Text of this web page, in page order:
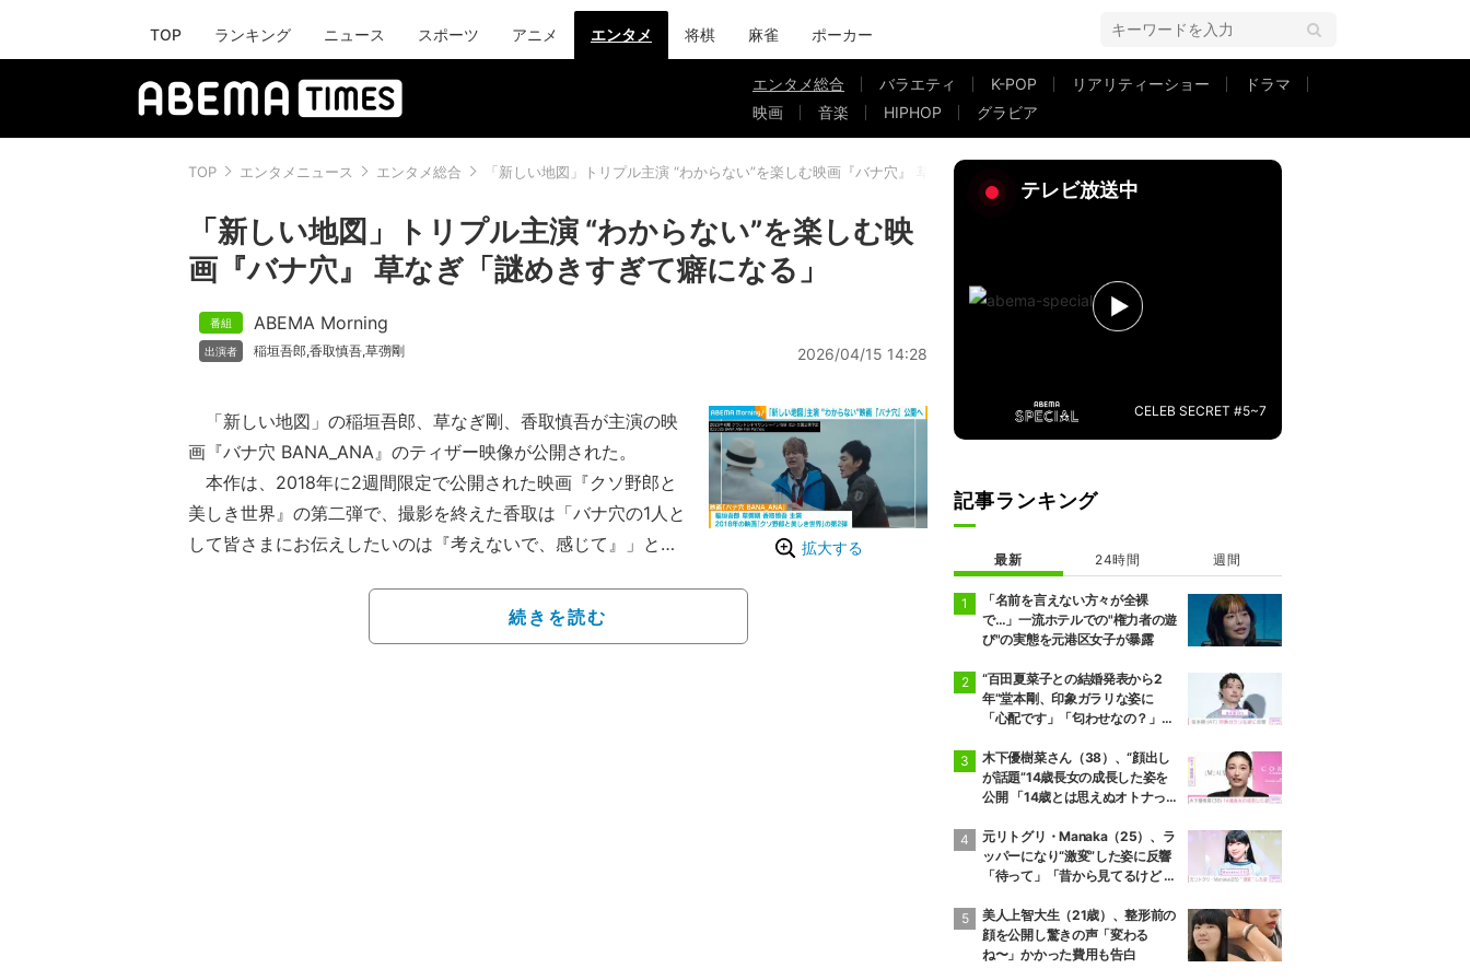
TOP ランキング ニュース スポーツ アニメ エンタメ 将棋 麻雀 ポーカー
エンタメ総合 バラエティ K-POP リアリティーショー
ドラマ
映画
音楽 HIPHOP グラビア
TOP エンタメニュース エンタメ総合 「新しい地図」トリプル主演 “わからない”を楽しむ映画『バナ穴』 草なぎ「謎めきすぎて癖になる」
「新しい地図」トリプル主演 “わからない”を楽しむ映
画『バナ穴』 草なぎ「謎めきすぎて癖になる」
ABEMA Morning
稲垣吾郎,香取慎吾,草彅剛 2026/04/15 14:28
拡大する
「新しい地図」の稲垣吾郎、草なぎ剛、香取慎吾が主演の映
画『バナ穴 BANA_ANA』のティザー映像が公開された。
本作は、2018年に2週間限定で公開された映画『クソ野郎と
美しき世界』の第二弾で、撮影を終えた香取は「バナ穴の1人と
して皆さまにお伝えしたいのは『考えないで、感じて』」とコ
公開された映像は、印象的な表情を浮かべる出演者たちが
次々と登場する間に、気になるキーワードが散りばめられる
続きを読む
テレビ放送中
CELEB SECRET #5~7
記事ランキング
最新 24時間 週間
「名前を言えない方々が全裸
で…」一流ホテルでの"権力者の遊
び"の実態を元港区女子が暴露
“百田夏菜子との結婚発表から2
年”堂本剛、印象ガラリな姿に
「心配です」「匂わせなの？」な
木下優樹菜さん（38）、“顔出し
が話題”14歳長女の成長した姿を
公開 「14歳とは思えぬオトナっぽ
ぎる」など反響
元リトグリ・Manaka（25）、ラ
ッパーになり“激変”した姿に反響
「待って」「昔から見てるけど 最
美人上智大生（21歳）、整形前の
顔を公開し驚きの声「変わる
ね〜」かかった費用も告白